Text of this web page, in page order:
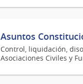
Asuntos
Control, liquidación,
Asociaciones Civiles y